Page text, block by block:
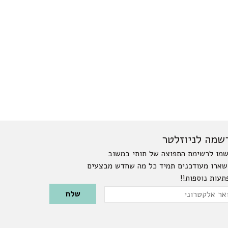
לניוזלטר
לרשימת התפוצה של תותי במשוב
מעודכנים תמיד כל מה שחדש מבצעים
נוספות!!
Please leave this field